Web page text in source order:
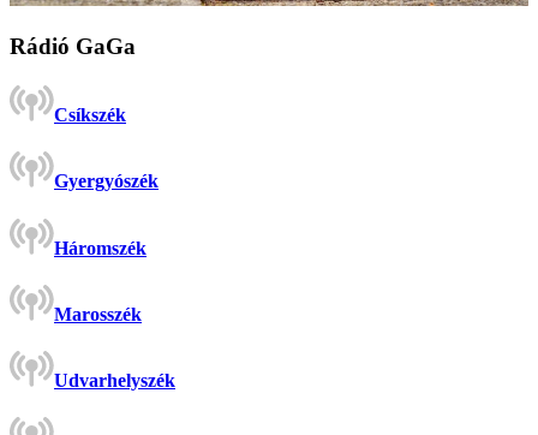
Rádió GaGa
Csíkszék
Gyergyószék
Háromszék
Marosszék
Udvarhelyszék